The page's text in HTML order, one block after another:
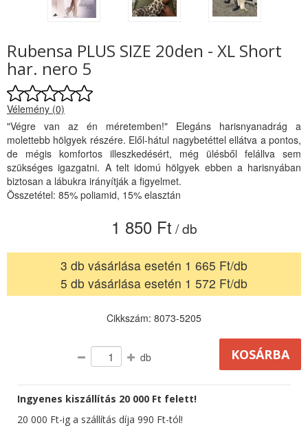
Rubensa PLUS SIZE 20den - XL Short
har. nero 5
Vélemény (0)
"Végre van az én méretemben!" Elegáns harisnyanadrág a
molettebb hölgyek részére. Elől-hátul nagybetéttel ellátva a pontos,
de mégis komfortos illeszkedésért, még ülésből felállva sem
szükséges igazgatni. A telt idomú hölgyek ebben a harisnyában
biztosan a lábukra irányítják a figyelmet.
Összetétel: 85% poliamid, 15% elasztán
1 850 Ft / db
3 db vásárlása esetén 1 665 Ft/db
5 db vásárlása esetén 1 572 Ft/db
Cikkszám: 8073-5205
db
Ingyenes kiszállítás 20 000 Ft felett!
20 000 Ft-ig a szállítás díja 990 Ft-tól!